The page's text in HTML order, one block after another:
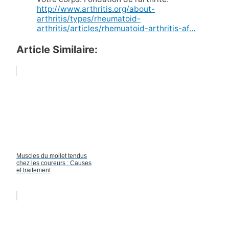
http://www.arthritis.org/about-
arthritis/types/rheumatoid-
arthritis/articles/rhemuatoid-arthritis-af…
Article Similaire:
Muscles du mollet tendus
chez les coureurs : Causes
et traitement